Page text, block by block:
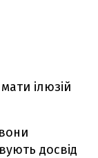
ілюзій
досвід